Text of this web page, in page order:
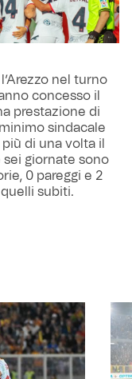
nel turno
concesso il
prestazione di
sindacale
di una volta il
sei giornate sono
0 pareggi e 2
subiti.